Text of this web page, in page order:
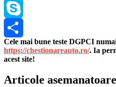
WhatsApp
Skype
Share
Cele mai bune teste DGPCI
https://chestionareauto.ro/. Ia
acest site!
Articole asemanatoare